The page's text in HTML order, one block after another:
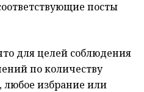
посты
для целей соблюдения
по количеству
любое избрание или